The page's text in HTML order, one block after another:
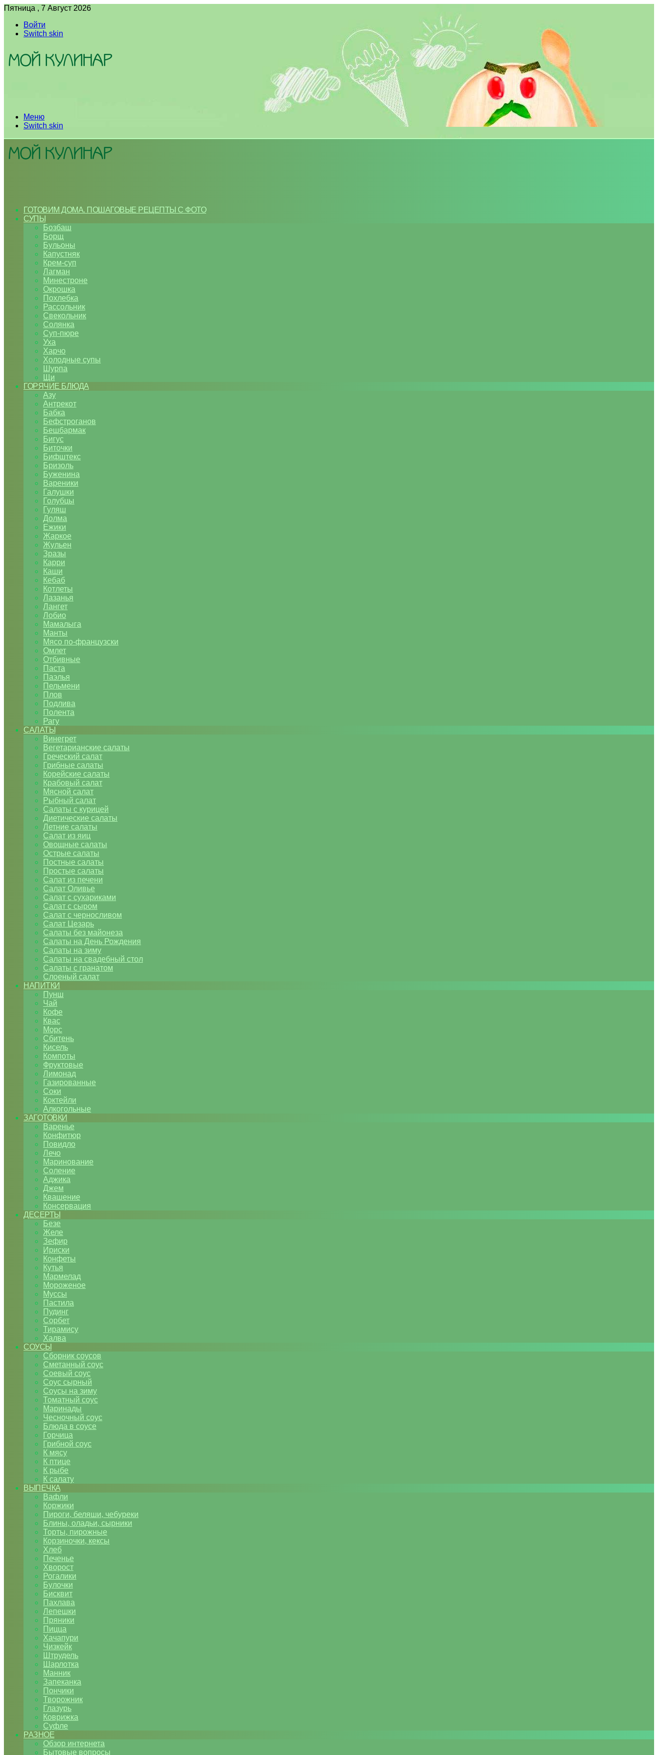
Пятница , 7 Август 2026
Войти
Switch skin
Меню
Switch skin
ГОТОВИМ ДОМА. ПОШАГОВЫЕ РЕЦЕПТЫ С ФОТО
СУПЫ
Бозбаш
Борщ
Бульоны
Капустняк
Крем-суп
Лагман
Минестроне
Окрошка
Похлебка
Рассольник
Свекольник
Солянка
Суп-пюре
Уха
Харчо
Холодные супы
Шурпа
Щи
ГОРЯЧИЕ БЛЮДА
Азу
Антрекот
Бабка
Бефстроганов
Бешбармак
Бигус
Биточки
Бифштекс
Бризоль
Буженина
Вареники
Галушки
Голубцы
Гуляш
Долма
Ежики
Жаркое
Жульен
Зразы
Карри
Каши
Кебаб
Котлеты
Лазанья
Лангет
Лобио
Мамалыга
Манты
Мясо по-французски
Омлет
Отбивные
Паста
Паэлья
Пельмени
Плов
Подлива
Полента
Рагу
САЛАТЫ
Винегрет
Вегетарианские салаты
Греческий салат
Грибные салаты
Корейские салаты
Крабовый салат
Мясной салат
Рыбный салат
Салаты с курицей
Диетические салаты
Летние салаты
Салат из яиц
Овощные салаты
Острые салаты
Постные салаты
Простые салаты
Салат из печени
Салат Оливье
Салат с сухариками
Салат с сыром
Салат с черносливом
Салат Цезарь
Салаты без майонеза
Салаты на День Рождения
Салаты на зиму
Салаты на свадебный стол
Салаты с гранатом
Слоеный салат
НАПИТКИ
Пунш
Чай
Кофе
Квас
Морс
Сбитень
Кисель
Компоты
Фруктовые
Лимонад
Газированные
Соки
Коктейли
Алкогольные
ЗАГОТОВКИ
Варенье
Конфитюр
Повидло
Лечо
Маринование
Соление
Аджика
Джем
Квашение
Консервация
ДЕСЕРТЫ
Безе
Желе
Зефир
Ириски
Конфеты
Кутья
Мармелад
Мороженое
Муссы
Пастила
Пудинг
Сорбет
Тирамису
Халва
СОУСЫ
Сборник соусов
Сметанный соус
Соевый соус
Соус сырный
Соусы на зиму
Томатный соус
Маринады
Чесночный соус
Блюда в соусе
Горчица
Грибной соус
К мясу
К птице
К рыбе
К салату
ВЫПЕЧКА
Вафли
Коржики
Пироги, беляши, чебуреки
Блины, оладьи, сырники
Торты, пирожные
Корзиночки, кексы
Хлеб
Печенье
Хворост
Рогалики
Булочки
Бисквит
Пахлава
Лепешки
Пряники
Пицца
Хачапури
Чизкейк
Штрудель
Шарлотка
Манник
Запеканка
Пончики
Творожник
Глазурь
Коврижка
Суфле
РАЗНОЕ
Обзор интернета
Бытовые вопросы